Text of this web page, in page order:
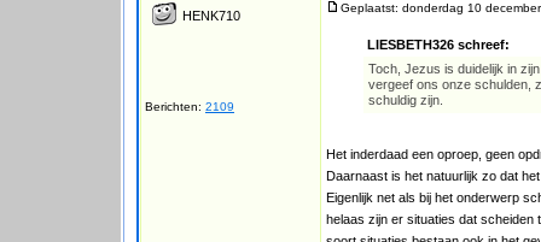
HENK710
Berichten: 2109
Geplaatst: donderdag 10
LIESBETH326 schreef:
Toch, Jezus is duidelijk in
vergeef ons onze schulden,
schuldig zijn.
Het inderdaad een oproep, geen
Daarnaast is het natuurlijk zo dat
Eigenlijk net als bij het onderwerp
helaas zijn er situaties dat scheiden